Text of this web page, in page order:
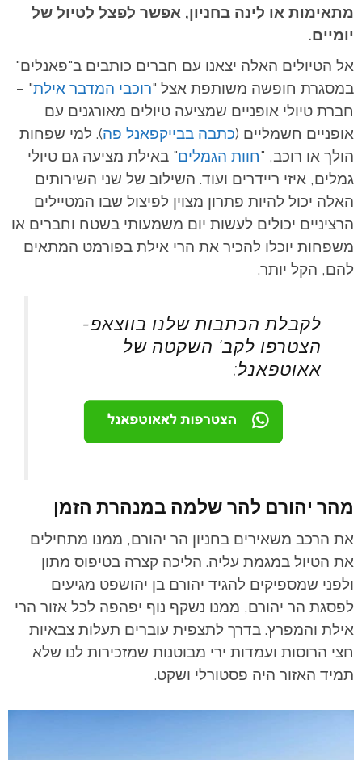
מתאימות או לינה בחניון, אפשר לפצל לטיול של
יומיים.
אל הטיולים האלה יצאנו עם חברים כותבים ב"פאנלים"
במסגרת חופשה משותפת אצל "רוכבי המדבר אילת" –
חברת טיולי אופניים שמציעה טיולים מאורגנים עם
אופניים חשמליים (כתבה בבייקפאנל פה). למי שפחות
הולך או רוכב, "חוות הגמלים" באילת מציעה גם טיולי
גמלים, איזי ריידרים ועוד. השילוב של שני השירותים
האלה יכול להיות פתרון מצוין לפיצול שבו המטיילים
הרציניים יכולים לעשות יום משמעותי בשטח וחברים או
משפחות יוכלו להכיר את הרי אילת בפורמט המתאים
להם, הקל יותר.
לקבלת הכתבות שלנו בווצאפ-
הצטרפו לקב' השקטה של
אאוטפאנל:
מהר יהורם להר שלמה במנהרת הזמן
את הרכב משאירים בחניון הר יהורם, ממנו מתחילים
את הטיול במגמת עליה. הליכה קצרה בטיפוס מתון
ולפני שמספיקים להגיד יהורם בן יהושפט מגיעים
לפסגת הר יהורם, ממנו נשקף נוף יפהפה לכל אזור הרי
אילת והמפרץ. בדרך לתצפית עוברים תעלות צבאיות
חצי הרוסות ועמדות ירי מבוטנות שמזכירות לנו שלא
תמיד האזור היה פסטורלי ושקט.